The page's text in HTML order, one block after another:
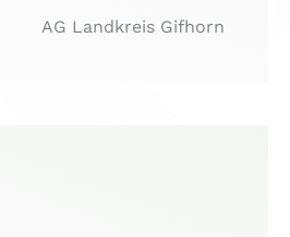
AG Landkreis Gifhorn